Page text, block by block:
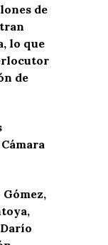
de
lo que
de